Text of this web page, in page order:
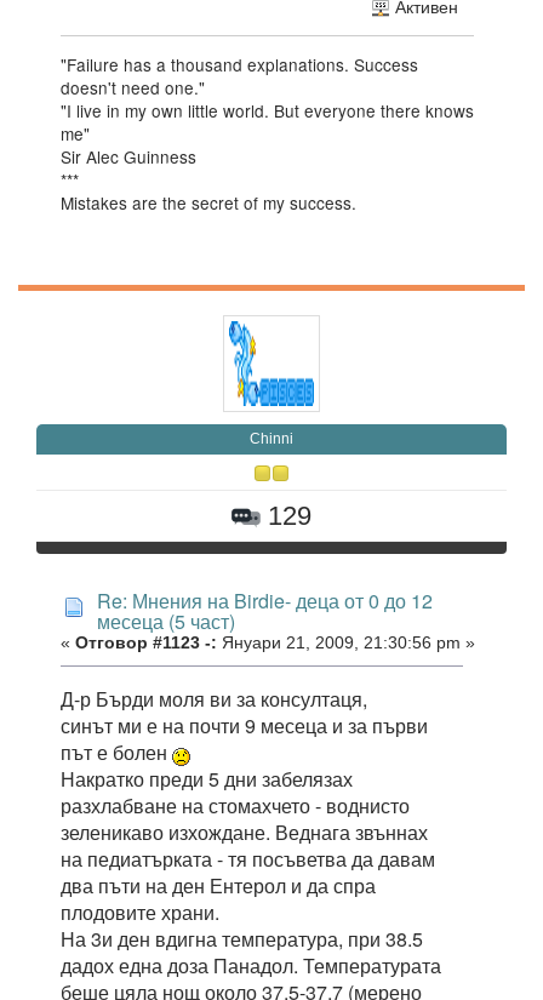
Активен
"Failure has a thousand explanations. Success
doesn't need one."
"I live in my own little world. But everyone there knows
me"
Sir Alec Guinness
***
Mistakes are the secret of my success.
Chinni
129
Re: Мнения на Birdie- деца от 0 до 12
месеца (5 част)
« Отговор #1123 -: Януари 21, 2009, 21:30:56 pm »
Д-р Бърди моля ви за консултаця,
синът ми е на почти 9 месеца и за първи
път е болен
Накратко преди 5 дни забелязах
разхлабване на стомахчето - воднисто
зеленикаво изхождане. Веднага звъннах
на педиатърката - тя посъветва да давам
два пъти на ден Ентерол и да спра
плодовите храни.
На 3и ден вдигна температура, при 38.5
дадох една доза Панадол. Температурата
беше цяла нощ около 37,5-37,7 (мерено